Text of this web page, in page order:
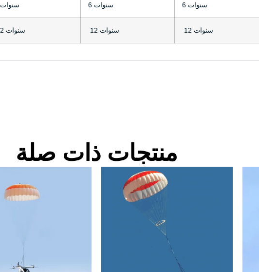
6 سنوات 6 سنوات 6 سنوات
12 سنوات 12 سنوات 12 سنوات
منتجات ذات صلة